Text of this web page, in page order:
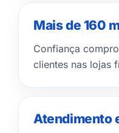
Mais de 160
Confiança
clientes nas lojas
Atendimento